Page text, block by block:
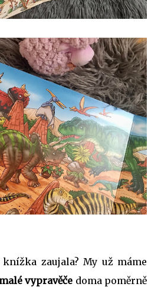
zaujala? My už máme
vypravěče doma poměrně